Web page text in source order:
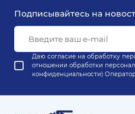
Подписывайтесь на
Даю согласие на обработку
отношении обработки
конфиденциальности)